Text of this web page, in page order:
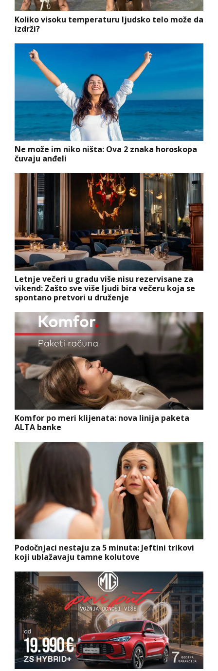
Koliko visoku temperaturu ljudsko telo može da
izdrži?
Ne može im niko ništa: Ova 2 znaka horoskopa
čuvaju anđeli
Letnje večeri u gradu više nisu rezervisane za
vikend: Zašto sve više ljudi bira večeru koja se
spontano pretvori u druženje
Komfor po meri klijenata: nova linija paketa
ALTA banke
Podočnjaci nestaju za 5 minuta: Jeftini trikovi
koji ublažavaju tamne kolutove